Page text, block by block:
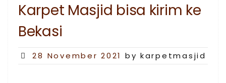
ke
Bekasi”
Karpet Masjid bisa kirim ke
Bekasi
Posted
28 November 2021 by karpetmasjid